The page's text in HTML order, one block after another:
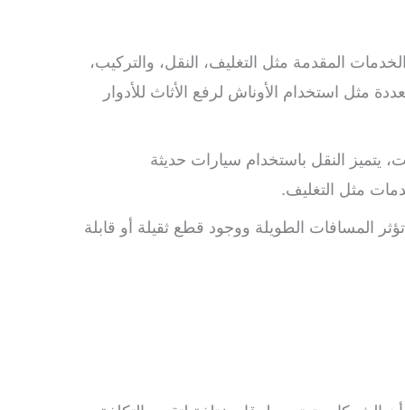
المقدمة مثل التغليف، النقل، والتركيب،
مثل استخدام الأوناش لرفع الأثاث للأدوار
يتميز النقل باستخدام سيارات حديثة
مثل التغليف.
المسافات الطويلة ووجود قطع ثقيلة أو قابلة